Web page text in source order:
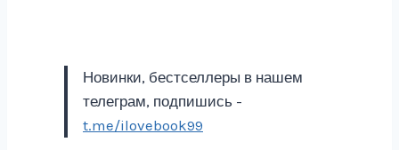
Новинки, бестселлеры в нашем
телеграм, подпишись -
t.me/ilovebook99